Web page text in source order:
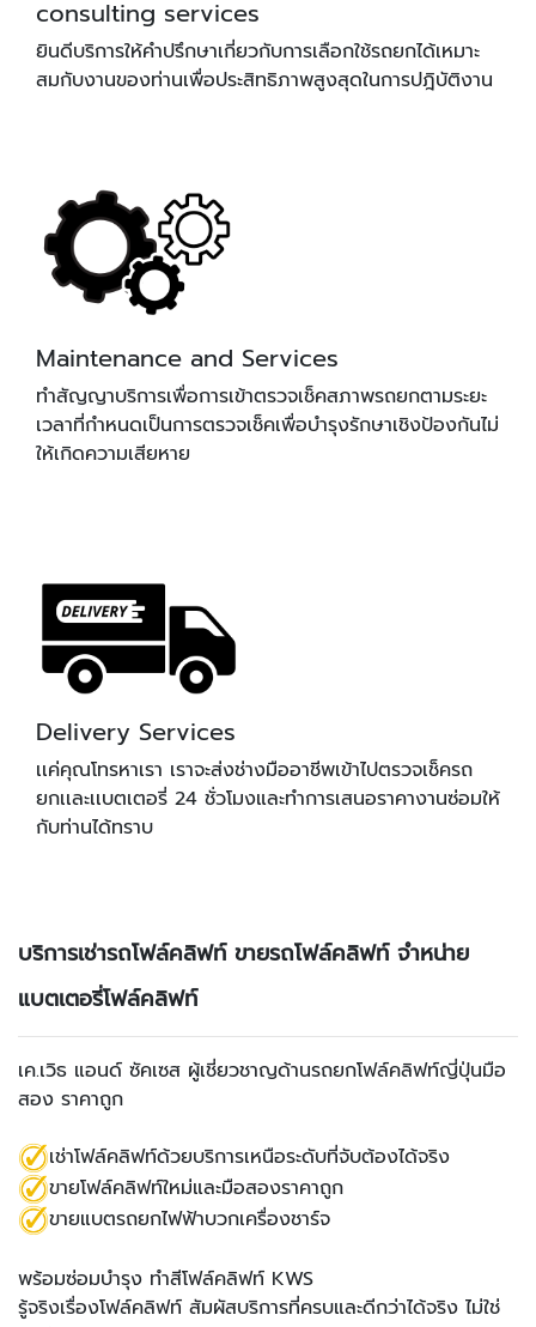
consulting services
ยินดีบริการให้คำปรึกษาเกี่ยวกับการเลือกใช้รถยกได้เหมาะ
สมกับงานของท่านเพื่อประสิทธิภาพสูงสุดในการปฎิบัติงาน
Maintenance and Services
ทำสัญญาบริการเพื่อการเข้าตรวจเช็คสภาพรถยกตามระยะ
เวลาที่กำหนดเป็นการตรวจเช็คเพื่อบำรุงรักษาเชิงป้องกันไม่
ให้เกิดความเสียหาย
Delivery Services
เเค่คุณโทรหาเรา เราจะส่งช่างมืออาชีพเข้าไปตรวจเช็ครถ
ยกเเละเเบตเตอรี่ 24 ชั่วโมงและทำการเสนอราคางานซ่อมให้
กับท่านได้ทราบ
บริการเช่ารถโฟล์คลิฟท์ ขายรถโฟล์คลิฟท์ จำหน่าย
แบตเตอรี่โฟล์คลิฟท์
เค.เวิธ แอนด์ ซัคเซส ผู้เชี่ยวชาญด้านรถยกโฟล์คลิฟท์ญี่ปุ่นมือ
สอง ราคาถูก
เช่าโฟล์คลิฟท์ด้วยบริการเหนือระดับที่จับต้องได้จริง
ขายโฟล์คลิฟท์ใหม่และมือสองราคาถูก
ขายแบตรถยกไฟฟ้าบวกเครื่องชาร์จ
พร้อมซ่อมบำรุง ทำสีโฟล์คลิฟท์ KWS
รู้จริงเรื่องโฟล์คลิฟท์ สัมผัสบริการที่ครบและดีกว่าได้จริง ไม่ใช่